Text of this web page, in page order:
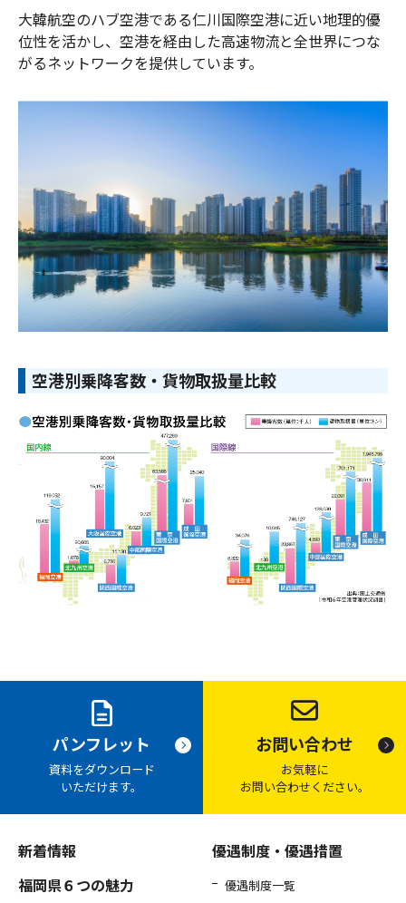
大韓航空のハブ空港である仁川国際空港に近い地理的優
位性を活かし、空港を経由した高速物流と全世界につな
がるネットワークを提供しています。
空港別乗降客数・貨物取扱量比較
パンフレット
資料をダウンロード
いただけます。
お問い合わせ
お気軽に
お問い合わせください。
新着情報
福岡県６つの魅力
優遇制度・優遇措置
優遇制度一覧